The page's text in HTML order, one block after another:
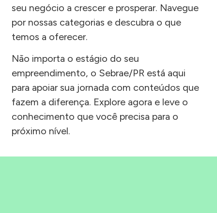
seu negócio a crescer e prosperar. Navegue
por nossas categorias e descubra o que
temos a oferecer.
Não importa o estágio do seu
empreendimento, o Sebrae/PR está aqui
para apoiar sua jornada com conteúdos que
fazem a diferença. Explore agora e leve o
conhecimento que você precisa para o
próximo nível.